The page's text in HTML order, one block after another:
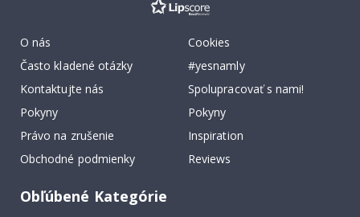
O nás
Často kladené otázky
Kontaktujte nás
Pokyny
Právo na zrušenie
Obchodné podmienky
Cookies
#yesnamly
Spolupracovať s nami!
Pokyny
Inspiration
Reviews
Obľúbené Kategórie